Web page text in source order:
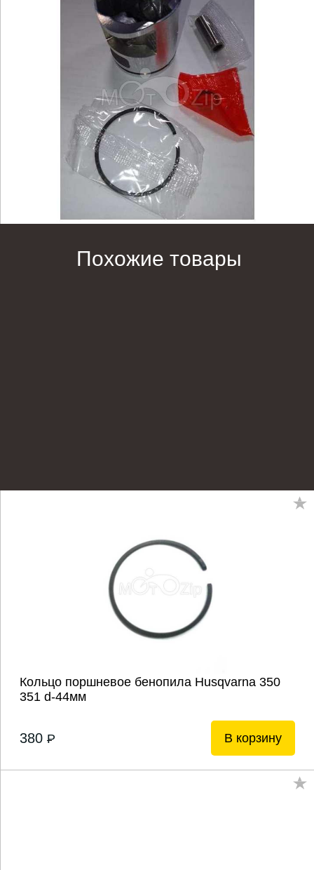
Похожие товары
Кольцо поршневое бенопила Husqvarna 350
351 d-44мм
380 P В корзину